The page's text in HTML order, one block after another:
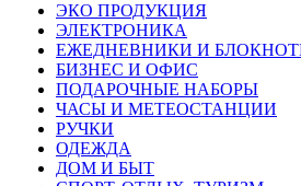
ЭКО ПРОДУКЦИЯ
ЭЛЕКТРОНИКА
ЕЖЕДНЕВНИКИ И
БИЗНЕС И ОФИС
ПОДАРОЧНЫЕ НАБОРЫ
ЧАСЫ И МЕТЕОСТАНЦИИ
РУЧКИ
ОДЕЖДА
ДОМ И БЫТ